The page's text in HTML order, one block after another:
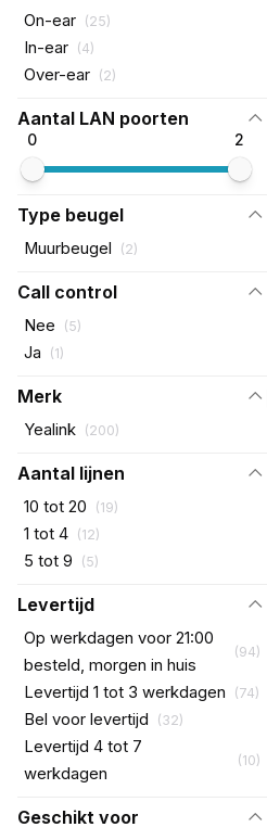
On-ear (25)
In-ear (4)
Over-ear (2)
Aantal LAN poorten
0 2
Type beugel
Muurbeugel (2)
Call control
Nee (5)
Ja (1)
Merk
Yealink (200)
Aantal lijnen
10 tot 20 (19)
1 tot 4 (12)
5 tot 9 (5)
Levertijd
Op werkdagen voor 21:00
besteld, morgen in huis
(94)
Levertijd 1 tot 3 werkdagen (74)
Bel voor levertijd (32)
Levertijd 4 tot 7
werkdagen
(10)
Geschikt voor